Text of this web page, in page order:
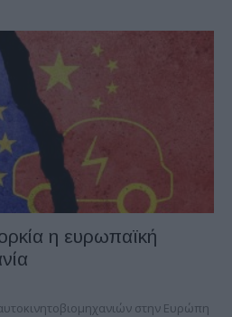
η ευρωπαϊκή
στην Ευρώπη